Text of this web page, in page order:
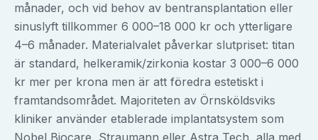
månader, och vid behov av bentransplantation eller
sinuslyft tillkommer 6 000–18 000 kr och ytterligare
4–6 månader. Materialvalet påverkar slutpriset: titan
är standard, helkeramik/zirkonia kostar 3 000–6 000
kr mer per krona men är att föredra estetiskt i
framtandsområdet. Majoriteten av Örnsköldsviks
kliniker använder etablerade implantatsystem som
Nobel Biocare, Straumann eller Astra Tech, alla med